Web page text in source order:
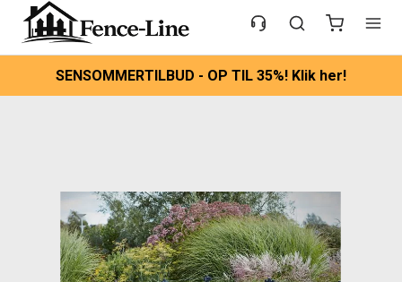
SENSOMMERTILBUD - OP TIL 35%! Klik her!